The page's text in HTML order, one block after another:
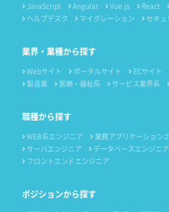
JavaScript
Angular Vue.js React
ヘルプデスク
マイグレーション セキュ
業界・業種から探す
Webサイト ポータルサイト ECサイト
製造業
医療・福祉系 サービス業界系
職種から探す
WEB系エンジニア 業務アプリケーション
サーバエンジニア
データベースエンジニア
フロントエンドエンジニア
ポジションから探す